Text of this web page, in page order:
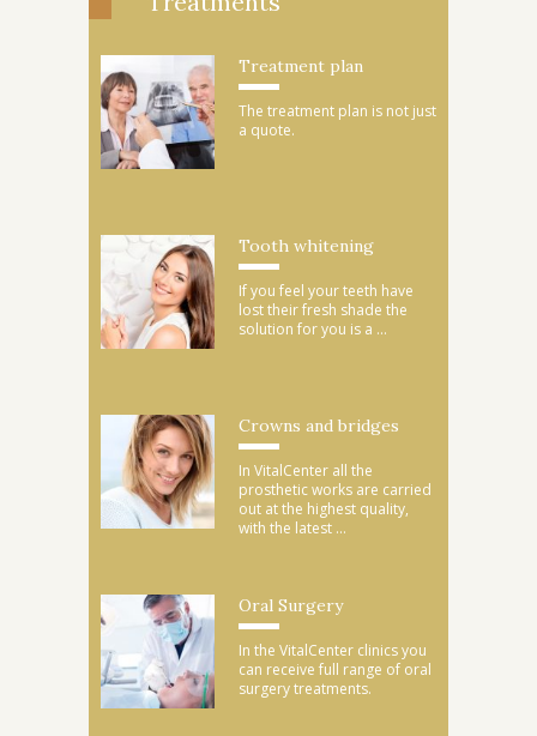
Treatment plan
The treatment plan is not just
a quote.
Tooth whitening
If you feel your teeth have
lost their fresh shade the
solution for you is a ...
Crowns and bridges
In VitalCenter all the
prosthetic works are carried
out at the highest quality,
with the latest ...
Oral Surgery
In the VitalCenter clinics you
can receive full range of oral
surgery treatments.